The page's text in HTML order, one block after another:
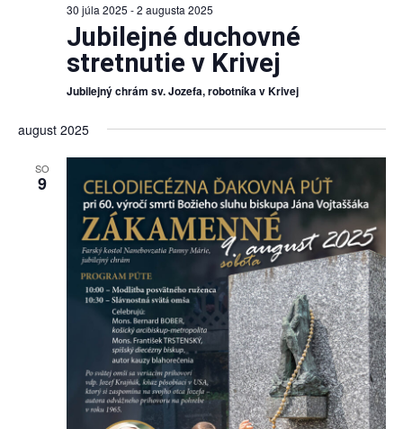
30 júla 2025 -2 augusta 2025
Jubilejné duchovné
stretnutie v Krivej
Jubilejný chrám sv. Jozefa, robotníka v Krivej
august 2025
SO
9